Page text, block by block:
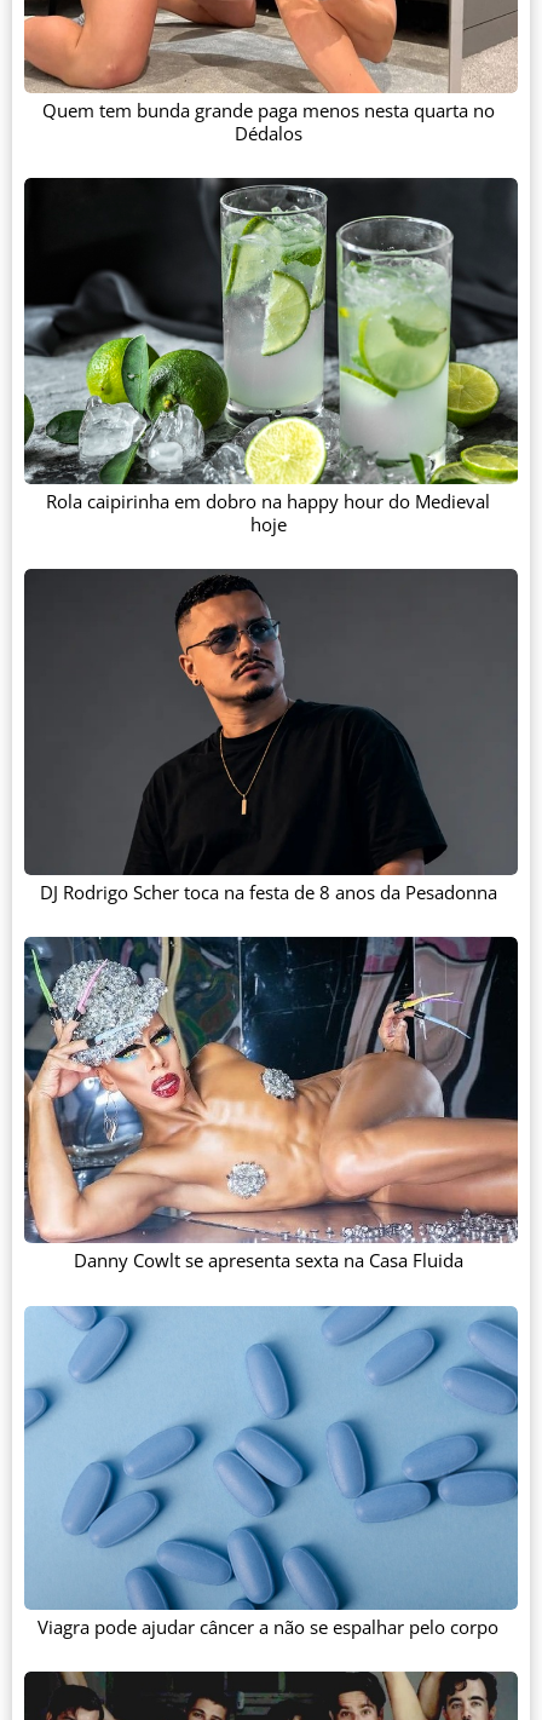
Quem tem bunda grande paga menos nesta quarta no
Dédalos
Rola caipirinha em dobro na happy hour do Medieval
hoje
DJ Rodrigo Scher toca na festa de 8 anos da Pesadonna
Danny Cowlt se apresenta sexta na Casa Fluida
Viagra pode ajudar câncer a não se espalhar pelo corpo